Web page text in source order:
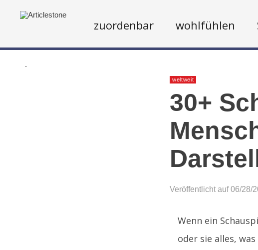
zuordenbar wohlfühlen
.
weltweit
30+
Veröffentlicht auf 06/28/
Wenn ein
oder sie alles,